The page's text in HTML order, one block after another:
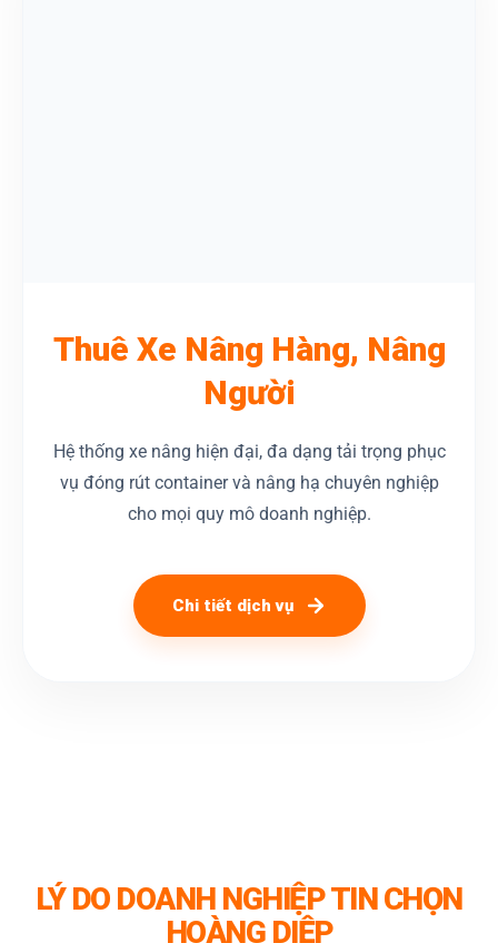
Thuê Xe Nâng Hàng, Nâng
Người
Hệ thống xe nâng hiện đại, đa dạng tải trọng phục
vụ đóng rút container và nâng hạ chuyên nghiệp
cho mọi quy mô doanh nghiệp.
Chi tiết dịch vụ
LÝ DO DOANH NGHIỆP TIN CHỌN
HOÀNG DIỆP